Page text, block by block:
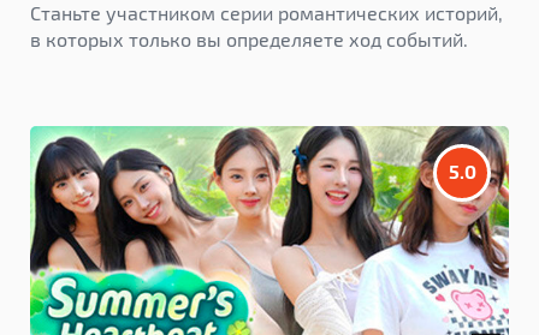
Станьте участником серии романтических историй,
в которых только вы определяете ход событий.
5.0